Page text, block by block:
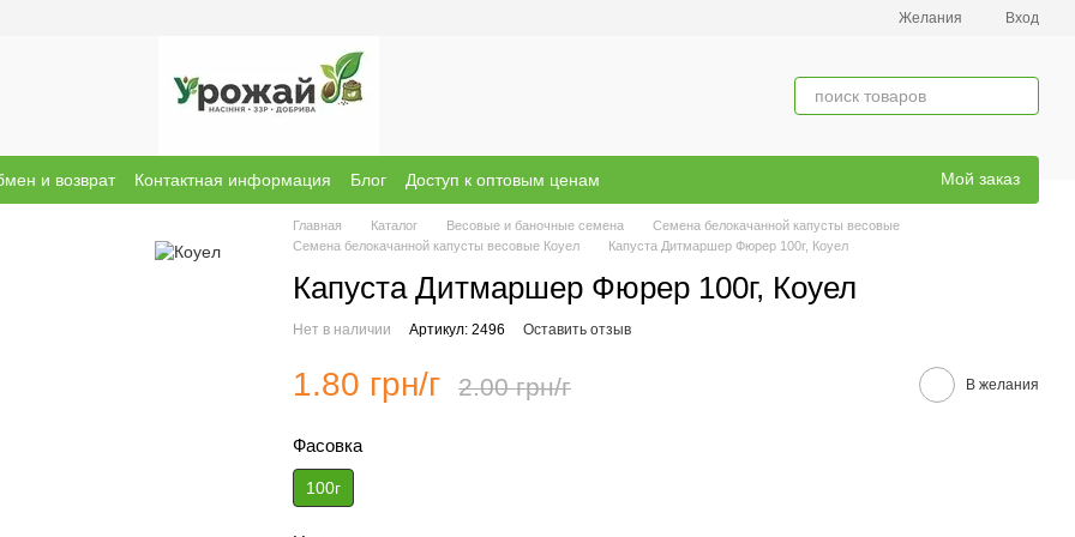
Желания Вход
и возврат Контактная информация Блог
Доступ к оптовым ценам
о магазине Бренди
Мой заказ
Главная Каталог Весовые и баночные семена
Семена белокачанной капусты весовые
Семена белокачанной капусты весовые Коуел
Капуста Дитмаршер Фюрер 100г, Коуел
Капуста Дитмаршер Фюрер 100г, Коуел
Нет в наличии Артикул: 2496 Оставить отзыв
1.80 грн/г 2.00 грн/г В желания
Фасовка
100г